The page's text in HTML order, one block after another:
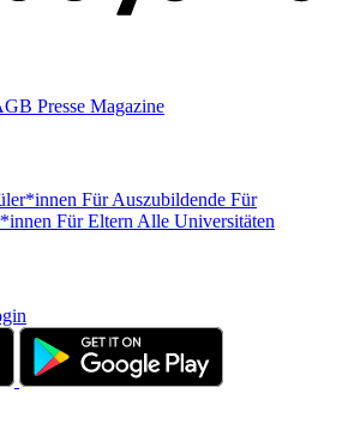
Presse Magazine
Für Auszubildende Für
Für Eltern Alle Universitäten